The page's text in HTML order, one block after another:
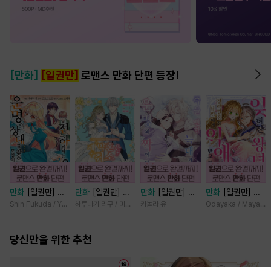
[만화] [일권만] 로맨스 만화 단편 등장!
만화
[일권만] 전
하께서는 오늘도
(웃음) [단행본]
Shin Fukuda / Yoko Kurosu
만화
[일권만] 제
약혼은 취소되었습
하루나기 리구 / 미즈메
만화
[일권만] 죽
을 뻔한 늑대가 운
카놀라 유
만화
[일권만] 잊
혀진 왕녀지만 정
Odayaka / Maya
당신만을 위한 추천